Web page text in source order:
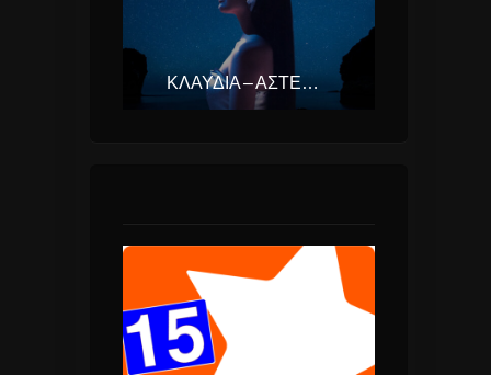
ΚΛΑΥΔΊΑ – ΑΣΤΕΡΟΜΆΤΑ (EUROVISION ΕΛΛΆΔΑ 2025)